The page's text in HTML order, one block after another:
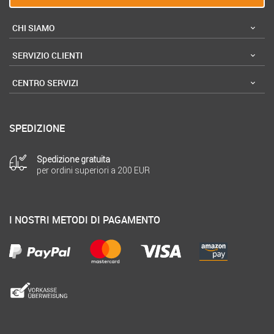
CHI SIAMO
SERVIZIO CLIENTI
CENTRO SERVIZI
SPEDIZIONE
Spedizione gratuita
per ordini superiori a 200 EUR
I NOSTRI METODI DI PAGAMENTO